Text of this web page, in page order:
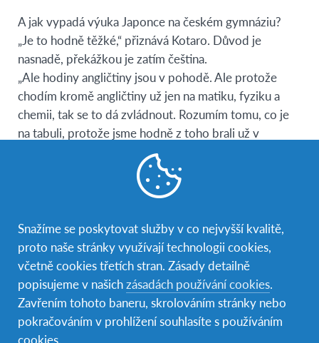
A jak vypadá výuka Japonce na českém gymnáziu?
„Je to hodně těžké,“ přiznává Kotaro. Důvod je
nasnadě, překážkou je zatím čeština.
„Ale hodiny angličtiny jsou v pohodě. Ale protože
chodím kromě angličtiny už jen na matiku, fyziku a
chemii, tak se to dá zvládnout. Rozumím tomu, co je
na tabuli, protože jsme hodně z toho brali už v
Japonsku,“ upozornil Kotaro. Nejvíce se mu líbí hodiny
angličtiny s Nicholasem Cusackem. Hodně prý naučí a
jeho vyučování je zajímavé.
Pochopitelně jsem se zeptala na jeho první dojmy z
České republiky potažmo z Pavlíkova a dozvěděla
jsem se, že se zde Kotaro cítí velice příjemně. „Je to tu
hodně jiné než v Japonsku, ale cítím se tu moc dobře.
Líbí se mi ten otevřený prostor, všudypřítomná
příroda. Máme z domu hezký výhled a především tam
není žádný hluk,“ popisuje pozitiva života na
Snažíme se poskytovat služby v co nejvyšší kvalitě,
proto naše stránky využívají technologii cookies,
včetně cookies třetích stran. Zásady detailně
popisujeme v našichzásadách používání cookies.
Zavřením tohoto baneru, skrolováním stránky nebo
pokračováním v prohlížení souhlasíte s používáním
cookies.